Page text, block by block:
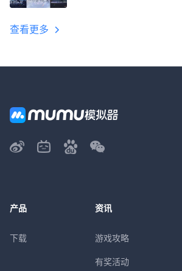
查看更多
产品
下载
资讯
游戏攻略
有奖活动